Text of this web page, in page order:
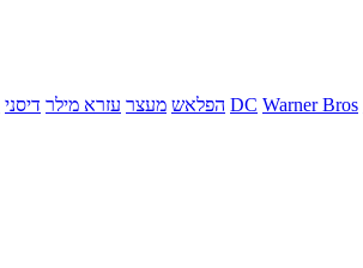
DC Warner Bros הפלאש מעצר עזרא מילר דיסני